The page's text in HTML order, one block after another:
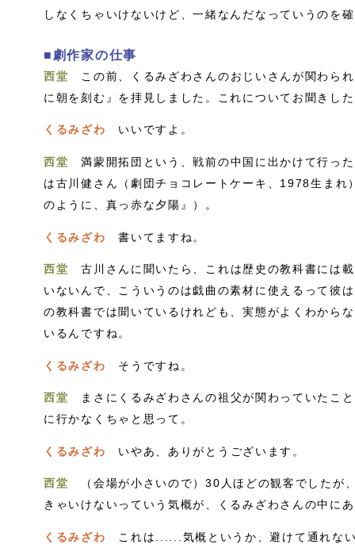
しなくちゃいけないけど、一緒なんだなっていうのを
■劇作家の仕事
西堂
この前、くるみざわさんのおじいさんが関わら
に朝を刻む』を拝見しました。これについてお聞きし
くるみざわ いいですよ。
西堂満蒙開拓団という、戦前の中国に出かけて行っ
は古川健さん（劇団チョコレートケーキ、1978生まれ
のように、真っ赤な夕陽』）。
くるみざわ書いてますね。
西堂古川さんに聞いたら、これは歴史の教科書には
いないんで、こういうのは戯曲の素材に使えるって彼
の教科書では聞いているけれども、実態がよくわから
いるんですね。
くるみざわ そうですね。
西堂
まさにくるみざわさんの祖父が関わっていたこ
に行かなくちゃと思って。
くるみざわ いやあ、ありがとうございます。
西堂
（会場が小さいので）30人ほどの観客でしたが
きゃいけないっていう気概が、くるみざわさんの中に
くるみざわ これは......気概というか、避けて通れな